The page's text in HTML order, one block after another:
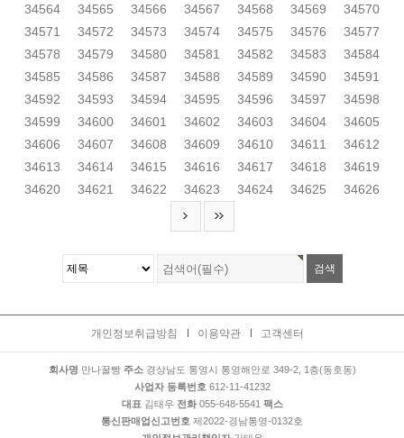
34564
34565 34566 34567 34568 34569
34570
34571
34572 34573 34574 34575 34576
34577
34578
34579 34580 34581 34582 34583
34584
34585
34586 34587 34588 34589 34590
34591
34592
34593 34594 34595 34596 34597
34598
34599
34600 34601 34602 34603 34604
34605
34606
34607 34608 34609 34610 34611
34612
34613
34614 34615 34616 34617 34618
34619
34620
34621 34622 34623 34624 34625 34626
개인정보취급방침 이용약관 고객센터
회사명 만나꿀빵 주소경상남도 통영시 통영해안로 349-2, 1층(동호동)
사업자 등록번호 612-11-41232
대표 김태우 전화 055-648-5541 팩스
통신판매업신고번호 제2022-경남통영-0132호